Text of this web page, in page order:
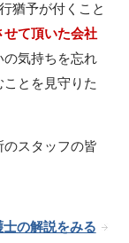
猶予が付くこと
せて頂いた会社
の気持ちを忘れ
とを見守りた
スタッフの皆
の解説をみる